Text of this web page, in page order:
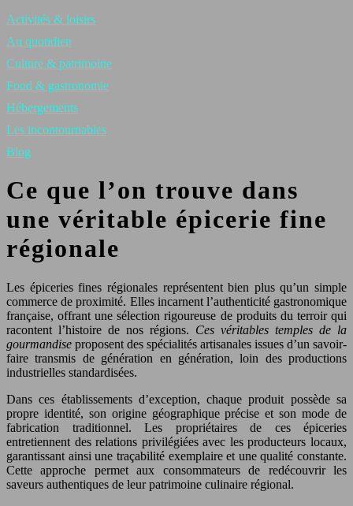
Activités & loisirs
Au quotidien
Culture & patrimoine
Food & gastronomie
Hébergements
Les incontournables
Blog
Ce que l’on trouve dans
une véritable épicerie fine
régionale
Les épiceries fines régionales représentent bien plus qu’un simple
commerce de proximité. Elles incarnent l’authenticité gastronomique
française, offrant une sélection rigoureuse de produits du terroir qui
racontent l’histoire de nos régions. Ces véritables temples de la
gourmandise proposent des spécialités artisanales issues d’un savoir-
faire transmis de génération en génération, loin des productions
industrielles standardisées.
Dans ces établissements d’exception, chaque produit possède sa
propre identité, son origine géographique précise et son mode de
fabrication traditionnel. Les propriétaires de ces épiceries
entretiennent des relations privilégiées avec les producteurs locaux,
garantissant ainsi une traçabilité exemplaire et une qualité constante.
Cette approche permet aux consommateurs de redécouvrir les
saveurs authentiques de leur patrimoine culinaire régional.